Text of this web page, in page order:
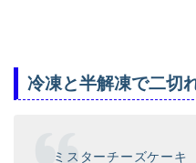
冷凍と半解凍で二切
ミスターチーズケーキ